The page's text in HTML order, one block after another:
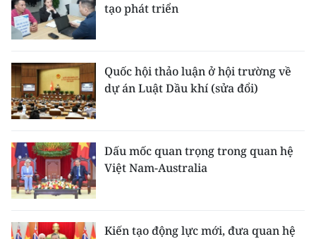
tạo phát triển
Quốc hội thảo luận ở hội trường về
dự án Luật Dầu khí (sửa đổi)
Dấu mốc quan trọng trong quan hệ
Việt Nam-Australia
Kiến tạo động lực mới, đưa quan hệ